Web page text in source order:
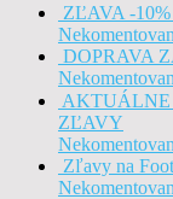
ZĽAVA -
DOPRAVA
AKTUÁLNE
ZĽAVY
Zľavy na